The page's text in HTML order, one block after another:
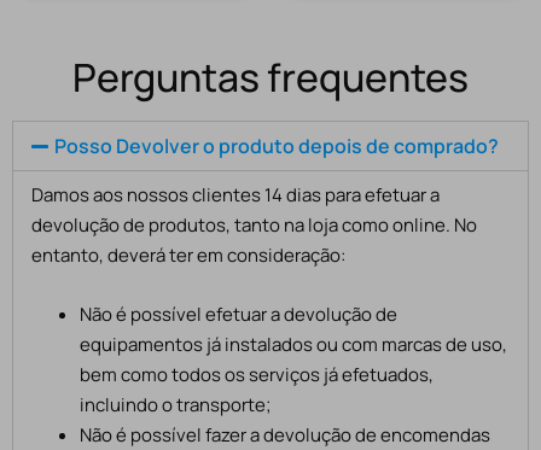
Perguntas frequentes
Posso Devolver o produto depois de comprado?
Damos aos nossos clientes 14 dias para efetuar a
devolução de produtos, tanto na loja como online. No
entanto, deverá ter em consideração:
Não é possível efetuar a devolução de
equipamentos já instalados ou com marcas de uso,
bem como todos os serviços já efetuados,
incluindo o transporte;
Não é possível fazer a devolução de encomendas